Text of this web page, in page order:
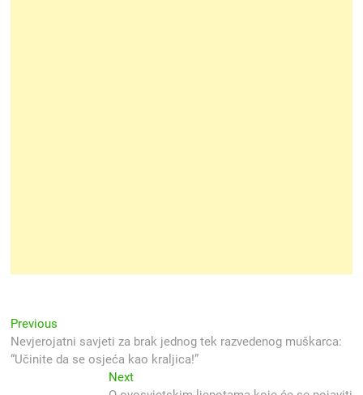
Navigacija
objava
Previous
post:
Nevjerojatni savjeti za brak jednog tek razvedenog muškarca:
“Učinite da se osjeća kao kraljica!”
NextNext